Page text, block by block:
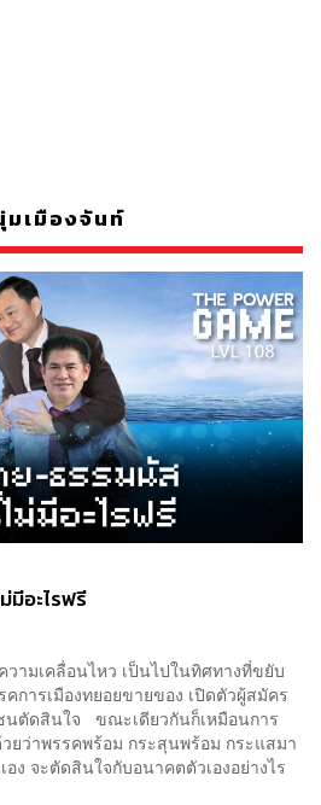
มเมืองจันท์
มีอะไรฟรี
วามเคลื่อนไหว เป็นไปในทิศทางที่ขยับ
การเมืองทยอยขายของ เปิดตัวผู้สมัคร
นตัดสินใจ ขณะเดียวกันก็เหมือนการ
ยว่าพรรคพร้อม กระสุนพร้อม กระแสมา
อง จะตัดสินใจกับอนาคตตัวเองอย่างไร